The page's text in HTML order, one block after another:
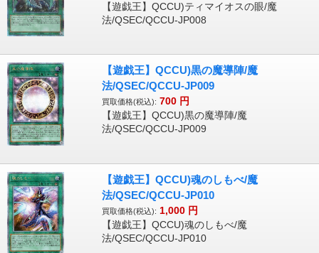
【遊戯王】QCCU)ティマイオスの眼/魔
法/QSEC/QCCU-JP008
【遊戯王】QCCU)黒の魔導陣/魔
法/QSEC/QCCU-JP009
買取価格(税込): 700 円
【遊戯王】QCCU)黒の魔導陣/魔
法/QSEC/QCCU-JP009
【遊戯王】QCCU)魂のしもべ/魔
法/QSEC/QCCU-JP010
買取価格(税込): 1,000 円
【遊戯王】QCCU)魂のしもべ/魔
法/QSEC/QCCU-JP010